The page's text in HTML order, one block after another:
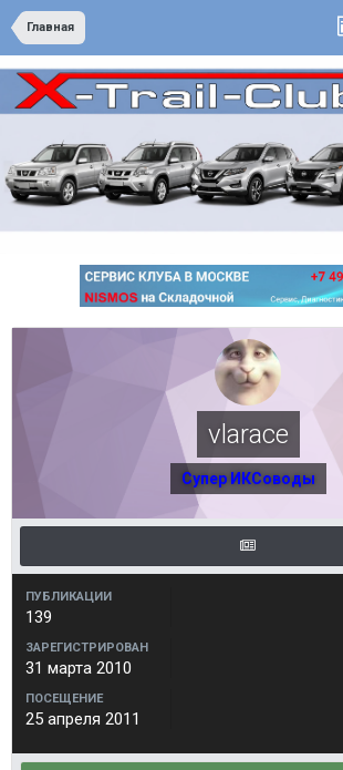
Главная
vlarace
Супер ИКСоводы
ПУБЛИКАЦИИ
139
ЗАРЕГИСТРИРОВАН
31 марта 2010
ПОСЕЩЕНИЕ
25 апреля 2011